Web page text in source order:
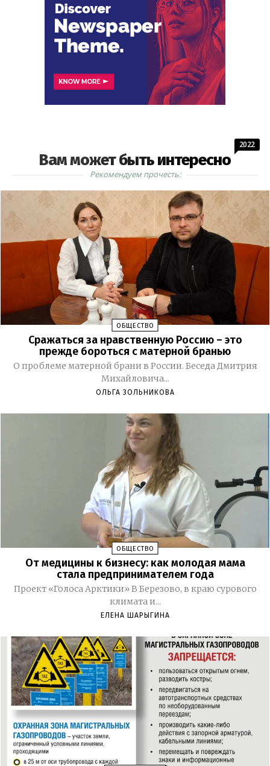
Вам может быть интересно
2022
Рекомендуем прочесть:
ОБЩЕСТВО
Сражаться за нравственную Россию – это
прежде бороться с матерной бранью
О проблеме матерной брани в России. Беседа Дмитрия
Михайловича...
ОЛЬГА ЗОЛЬНИКОВА
ОБЩЕСТВО
От медицины к бизнесу: как молодая мама
стала предпринимателем года
Проект «Голоса Арктики» В Березово, в краю сурового
климата и...
ЕЛЕНА ШАРЫГИНА